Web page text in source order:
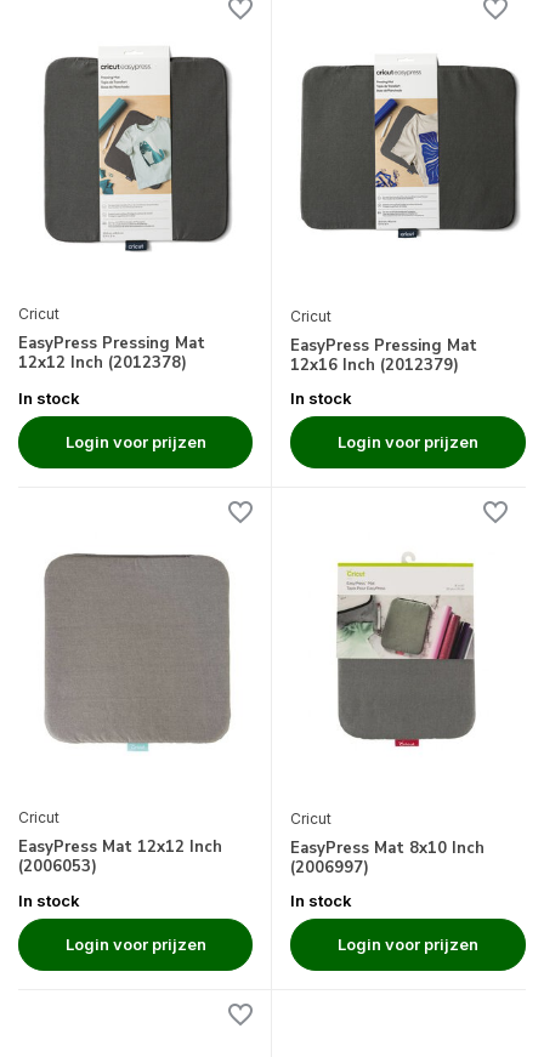
Cricut
EasyPress Pressing Mat
12x12 Inch (2012378)
In stock
Login voor prijzen
Cricut
EasyPress Pressing Mat
12x16 Inch (2012379)
In stock
Login voor prijzen
Cricut
EasyPress Mat 12x12 Inch
(2006053)
In stock
Login voor prijzen
Cricut
EasyPress Mat 8x10 Inch
(2006997)
In stock
Login voor prijzen